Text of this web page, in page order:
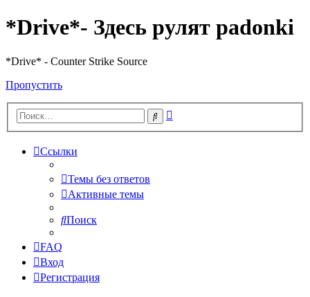
*Drive*- Здесь рулят padonki
*Drive* - Counter Strike Source
Пропустить
Поиск
Ссылки
Темы без ответов
Активные темы
Поиск
FAQ
Вход
Регистрация